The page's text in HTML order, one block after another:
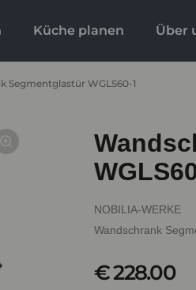
Küche planen Über
Segmentglastür WGLS60-1
NOBILIA-WERKE
Wandschrank
€ 228.00